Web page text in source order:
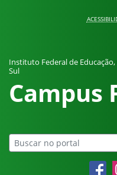
Instituto Federal de
Sul
Campus
Facebook